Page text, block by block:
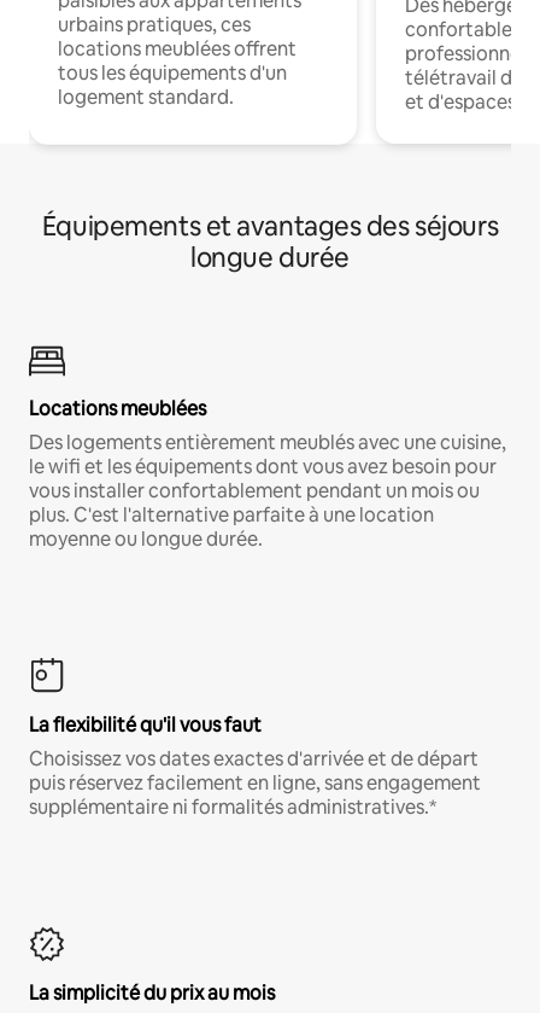
urbains pratiques, ces
locations meublées offrent
tous les équipements d'un
logement standard.
Des
confortables
professionnels
télétravail
et d'espaces
Équipements et avantages des séjours
longue durée
Locations meublées
Des logements entièrement meublés avec une cuisine,
le wifi et les équipements dont vous avez besoin pour
vous installer confortablement pendant un mois ou
plus. C'est l'alternative parfaite à une location
moyenne ou longue durée.
La flexibilité qu'il vous faut
Choisissez vos dates exactes d'arrivée et de départ
puis réservez facilement en ligne, sans engagement
supplémentaire ni formalités administratives.*
La simplicité du prix au mois